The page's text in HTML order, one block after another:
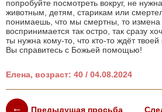
попробуйте посмотреть вокруг, не
животным, детям, старикам или
понимаешь, что мы смертны, то измена
воспринимается так остро, так сразу
ты нужна кому-то, что кто-то ждёт
Вы справитесь с Божьей помощью!
Елена, возраст: 40 / 04.08.2024
Предыдущая просьба